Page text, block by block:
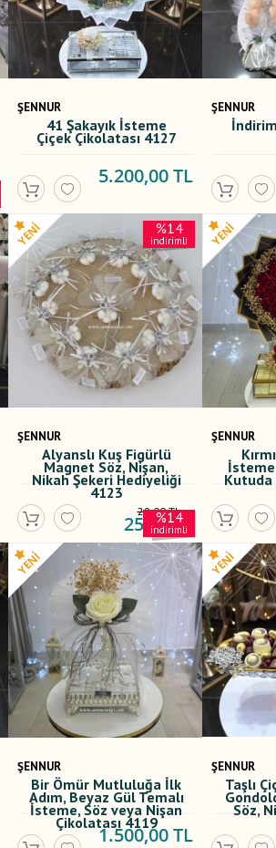
ŞENNUR
41 Şakayık İsteme
Çiçek Çikolatası 4127
5.200,00 TL
ŞENNUR
%14
indirimli
ŞENNUR
Alyanslı Kuş Figürlü
Magnet Söz, Nişan,
Nikah Şekeri Hediyeliği
4123
29,00 TL
25,00 TL
%14
indirimli
ŞENNUR
Kutuda
ŞENNUR
Bir Ömür Mutluluğa İlk
Adım, Beyaz Gül Temalı
İsteme, Söz veya Nişan
Çikolatası 4119
1.500,00 TL
ŞENNUR
Taşlı
Söz,